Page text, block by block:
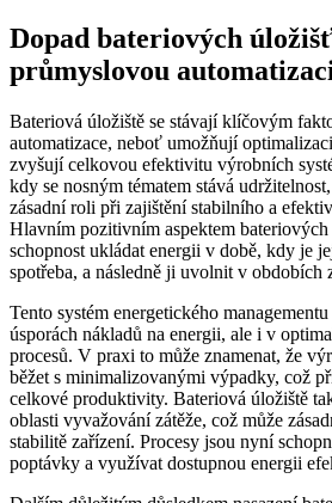
Dopad bateriových
průmyslovou
Bateriová úložiště se stávají klíčovým
automatizace, neboť umožňují
zvyšují celkovou efektivitu výrobních
kdy se nosným tématem stává
zásadní roli při zajištění stabilního a
Hlavním pozitivním aspektem
schopnost ukládat energii v době, kdy je
spotřeba, a následně ji uvolnit v obdobích
Tento systém energetického
úsporách nákladů na energii, ale i v
procesů. V praxi to může znamenat, že
běžet s minimalizovanými výpadky, což
celkové produktivity. Bateriová úložiště
oblasti vyvažování zátěže, což může
stabilitě zařízení. Procesy jsou nyní
poptávky a využívat dostupnou energii